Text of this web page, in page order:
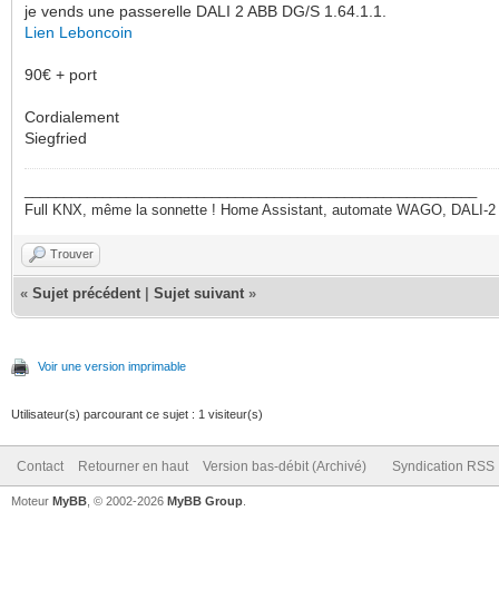
je vends une passerelle DALI 2 ABB DG/S 1.64.1.1.
Lien Leboncoin
90€ + port
Cordialement
Siegfried
Full KNX, même la sonnette ! Home Assistant, automate WAGO, DALI-2
Trouver
« Sujet précédent Sujet suivant »
Voir une version imprimable
Utilisateur(s) parcourant ce sujet : 1 visiteur(s)
Contact Retourner en haut Version bas-débit (Archivé) Syndication RSS
Moteur MyBB , © 2002-2026 MyBB Group